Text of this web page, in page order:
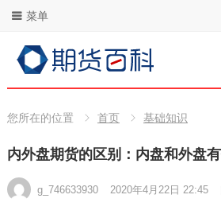
菜单
您所在的位置 首页 基础知识
内外盘期货的区别：内盘和外盘
g_746633930 2020年4月22日 22:45